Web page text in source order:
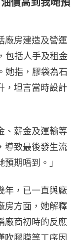
價高到我哋預
廠房建造及營運
包括人手及租金
她指，膠袋為石
，坦言當時設計
、薪金及運輸等
導致最後發生流
期唔到。」
年，已一直與廠
房方面，她解釋
廠商初時的反應